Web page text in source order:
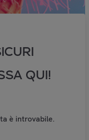
QUI!
è introvabile.